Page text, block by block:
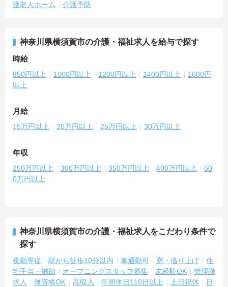
護老人ホーム
介護予防
神奈川県横須賀市の介護・福祉求人を給与で探す
時給
850円以上 1000円以上 1200円以上 1400円以上
1600円
以上
月給
15万円以上 20万円以上 25万円以上 30万円以上
年収
250万円以上 300万円以上 350万円以上 400万円以上
50
0万円以上
神奈川県横須賀市の介護・福祉求人をこだわり条件で
探す
夜勤専従 駅から徒歩10分以内 車通勤可 寮・借り上げ
住
宅手当・補助
オープニングスタッフ募集 未経験OK
管理職
求人
無資格OK 高収入 年間休日110日以上 土日祝休
日